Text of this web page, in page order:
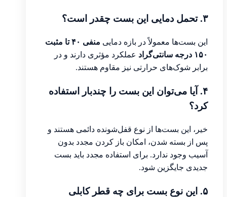
۳. تحمل دمایی این بست چقدر است؟
این بست‌ها معمولاً در بازه دمایی
منفی ۴۰ تا مثبت
۱۵۰ درجه سانتی‌گراد
عملکرد مؤثری دارند و در
برابر شوک‌های حرارتی نیز مقاوم هستند.
۴. آیا می‌توان این بست را چندبار استفاده
کرد؟
خیر، این بست‌ها از نوع قفل‌شونده دائمی هستند و
پس از بسته شدن، امکان باز کردن مجدد بدون
آسیب وجود ندارد. برای استفاده مجدد باید بست
جدیدی جایگزین شود.
۵. این نوع بست برای چه قطر کابلی